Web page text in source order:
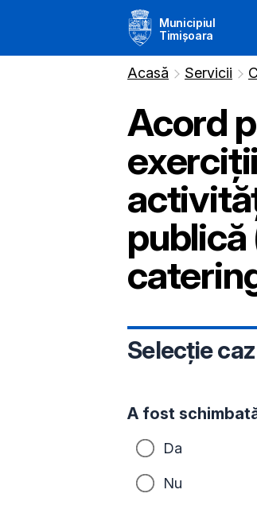
Municipiul
Timișoara
Acasă Servicii
Acord
publică
Selecție caz
A fost
Da
Nu